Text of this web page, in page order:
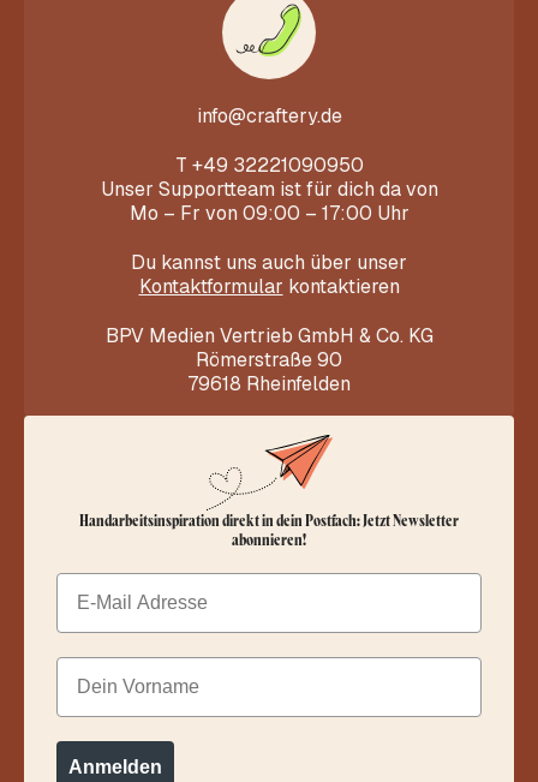
info@craftery.de
T +49 32221090950
Unser Supportteam ist für dich da von
Mo – Fr von 09:00 – 17:00 Uhr
Du kannst uns auch über unser
Kontaktformular kontaktieren
BPV Medien Vertrieb GmbH & Co. KG
Römerstraße 90
79618 Rheinfelden
Handarbeitsinspiration direkt in dein Postfach: Jetzt Newsletter
abonnieren!
Email
Dein Vorname
Anmelden